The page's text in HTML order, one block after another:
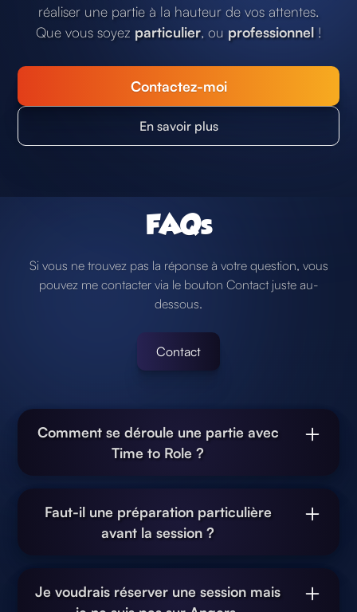
réaliser une partie à la hauteur de vos attentes.
Que vous soyez particulier, ou professionnel!
Contactez-moi
En savoir plus
FAQs
Si vous ne trouvez pas la réponse à votre question, vous
pouvez me contacter via le bouton Contact juste au-
dessous.
Contact
Comment se déroule une partie avec
Time to Role ?
mail de confirmation contenant les informations du
rendez-vous, et de quoi me contacter pour préparer
au mieux ma venue. Le jour J, je viendrai à l'heure
(Il est recommandé d'avoir une table où les
Faut-il une préparation particulière
avant la session ?
service d'animation de parties clé en main. Je viendrai
avec tout le nécessaire pour vous faire découvrir le jeu
Je voudrais réserver une session mais